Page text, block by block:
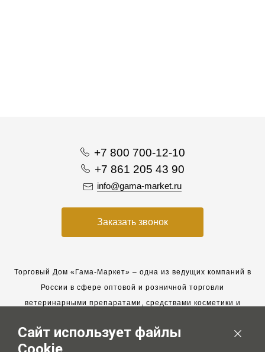
+7 800 700-12-10
+7 861 205 43 90
info@gama-market.ru
Заказать звонок
Торговый Дом «Гама-Маркет» – одна из ведущих компаний в
России в сфере оптовой и розничной торговли
ветеринарными препаратами, средствами косметики и
Мы работаем с 2005 года. Мы приглашаем к сотрудничеству
новых клиентов и всегда рассчитываем на взаимовыгодные,
Сайт использует файлы